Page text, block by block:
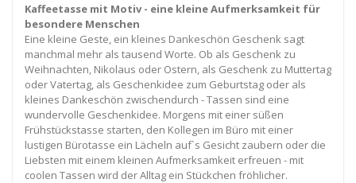
Kaffeetasse mit Motiv - eine kleine Aufmerksamkeit für
besondere Menschen
Eine kleine Geste, ein kleines Dankeschön Geschenk sagt
manchmal mehr als tausend Worte. Ob als Geschenk zu
Weihnachten, Nikolaus oder Ostern, als Geschenk zu Muttertag
oder Vatertag, als Geschenkidee zum Geburtstag oder als
kleines Dankeschön zwischendurch - Tassen sind eine
wundervolle Geschenkidee. Morgens mit einer süßen
Frühstückstasse starten, den Kollegen im Büro mit einer
lustigen Bürotasse ein Lächeln auf`s Gesicht zaubern oder die
Liebsten mit einem kleinen Aufmerksamkeit erfreuen - mit
coolen Tassen wird der Alltag ein Stückchen fröhlicher.